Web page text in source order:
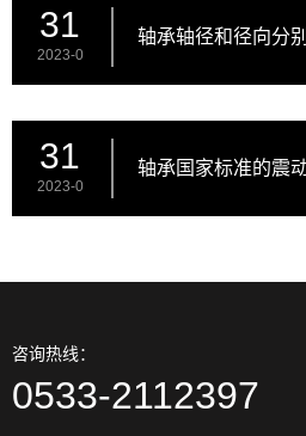
31
2023-0
轴承轴径和径向分
31
2023-0
轴承国家标准的震
咨询热线：
0533-2112397